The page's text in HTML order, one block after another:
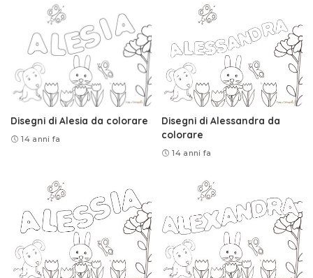
Disegni di Alesia da colorare
14 anni fa
Disegni di Alessandra da
colorare
14 anni fa